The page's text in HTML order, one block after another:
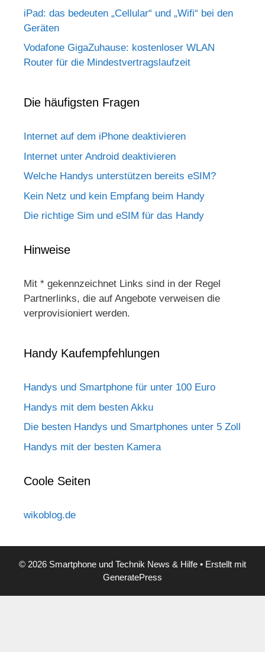
iPad: das bedeuten „Cellular“ und „Wifi“ bei den
Geräten
Vodafone GigaZuhause: kostenloser WLAN
Router für die Mindestvertragslaufzeit
Die häufigsten Fragen
Internet auf dem iPhone deaktivieren
Internet unter Android deaktivieren
Welche Handys unterstützen bereits eSIM?
Kein Netz und kein Empfang beim Handy
Die richtige Sim und eSIM für das Handy
Hinweise
Mit * gekennzeichnet Links sind in der Regel
Partnerlinks, die auf Angebote verweisen die
verprovisioniert werden.
Handy Kaufempfehlungen
Handys und Smartphone für unter 100 Euro
Handys mit dem besten Akku
Die besten Handys und Smartphones unter 5 Zoll
Handys mit der besten Kamera
Coole Seiten
wikoblog.de
© 2026 Smartphone und Technik News & Hilfe • Erstellt mit
GeneratePress